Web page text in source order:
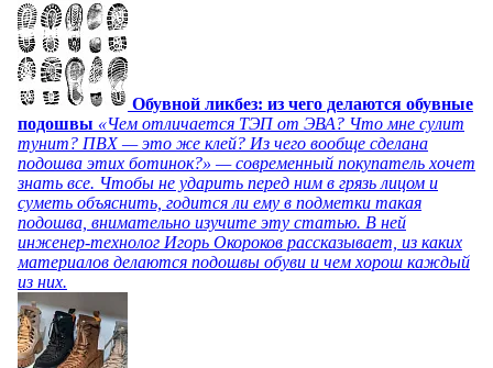
Обувной ликбез: из чего делаются обувные
подошвы «Чем отличается ТЭП от ЭВА? Что мне сулит
тунит? ПВХ — это же клей? Из чего вообще сделана
подошва этих ботинок?» — современный покупатель хочет
знать все. Чтобы не ударить перед ним в грязь лицом и
суметь объяснить, годится ли ему в подметки такая
подошва, внимательно изучите эту статью. В ней
инженер-технолог Игорь Окороков рассказывает, из каких
материалов делаются подошвы обуви и чем хорош каждый
из них.